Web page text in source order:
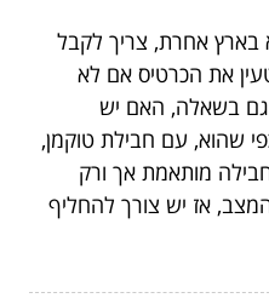
בארץ אחרת, צריך לקבל
את הכרטיס אם לא
גם בשאלה, האם יש
שהוא, עם חבילת טוקמן,
מותאמת אך ורק
אז יש צורך להחליף